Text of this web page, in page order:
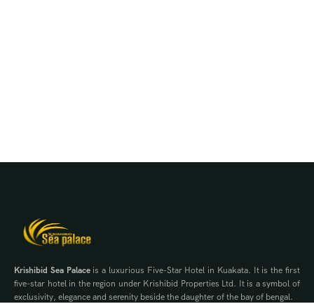
Krishibid Sea Palaceis a luxurious Five-Star Hotel in Kuakata. It is the first
five-star hotel in the region under Krishibid Properties Ltd. It is a symbol of
exclusivity, elegance and serenity beside the daughter of the bay of bengal.